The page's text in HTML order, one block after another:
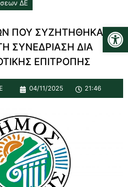
ΔΕ
ΠΟΥ ΣΥΖΗΤΗΘΗΚΑΝ
ΣΥΝΕΔΡΙΑΣΗ ΔΙΑ
ΕΠΙΤΡΟΠΗΣ
04/11/2025 21:46